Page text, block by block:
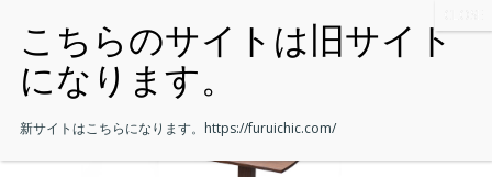
新サイトはこちらになります。 https://furuichic.com/